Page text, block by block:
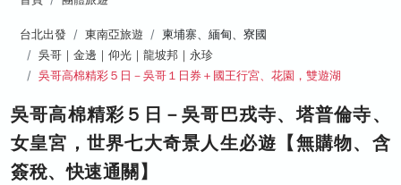
台北出發 東南亞旅遊
柬埔寨、緬甸、寮國
吳哥｜金邊｜仰光｜龍坡邦｜永珍
吳哥高棉精彩５日－吳哥１日券＋國王行宮、花園，雙遊湖
吳哥高棉精彩５日－吳哥巴戎寺、塔普倫寺、
女皇宮，世界七大奇景人生必遊【無購物、含
簽稅、快速通關】